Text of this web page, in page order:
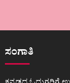
ಸಂಗಾತಿ